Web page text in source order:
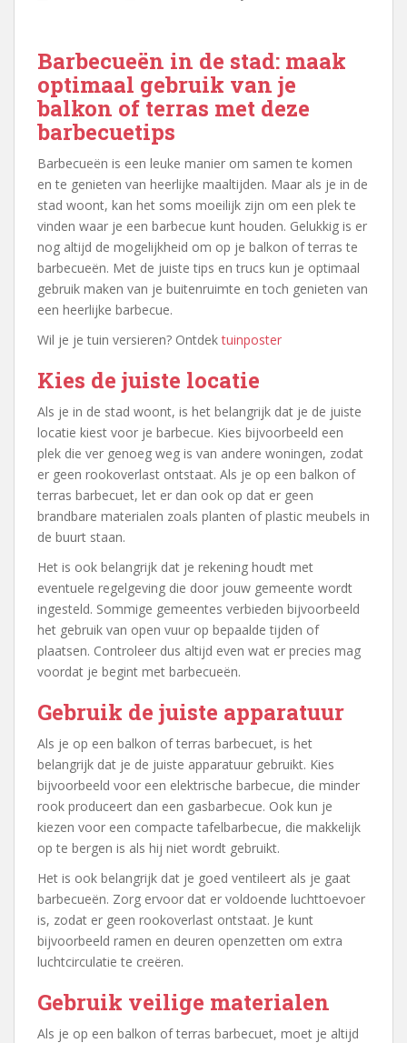
Barbecueën in de stad: maak
optimaal gebruik van je
balkon of terras met deze
barbecuetips
Barbecueën is een leuke manier om samen te komen
en te genieten van heerlijke maaltijden. Maar als je in de
stad woont, kan het soms moeilijk zijn om een plek te
vinden waar je een barbecue kunt houden. Gelukkig is er
nog altijd de mogelijkheid om op je balkon of terras te
barbecueën. Met de juiste tips en trucs kun je optimaal
gebruik maken van je buitenruimte en toch genieten van
een heerlijke barbecue.
Wil je je tuin versieren? Ontdektuinposter
Kies de juiste locatie
Als je in de stad woont, is het belangrijk dat je de juiste
locatie kiest voor je barbecue. Kies bijvoorbeeld een
plek die ver genoeg weg is van andere woningen, zodat
er geen rookoverlast ontstaat. Als je op een balkon of
terras barbecuet, let er dan ook op dat er geen
brandbare materialen zoals planten of plastic meubels in
de buurt staan.
Het is ook belangrijk dat je rekening houdt met
eventuele regelgeving die door jouw gemeente wordt
ingesteld. Sommige gemeentes verbieden bijvoorbeeld
het gebruik van open vuur op bepaalde tijden of
plaatsen. Controleer dus altijd even wat er precies mag
voordat je begint met barbecueën.
Gebruik de juiste apparatuur
Als je op een balkon of terras barbecuet, is het
belangrijk dat je de juiste apparatuur gebruikt. Kies
bijvoorbeeld voor een elektrische barbecue, die minder
rook produceert dan een gasbarbecue. Ook kun je
kiezen voor een compacte tafelbarbecue, die makkelijk
op te bergen is als hij niet wordt gebruikt.
Het is ook belangrijk dat je goed ventileert als je gaat
barbecueën. Zorg ervoor dat er voldoende luchttoevoer
is, zodat er geen rookoverlast ontstaat. Je kunt
bijvoorbeeld ramen en deuren openzetten om extra
luchtcirculatie te creëren.
Gebruik veilige materialen
Als je op een balkon of terras barbecuet, moet je altijd